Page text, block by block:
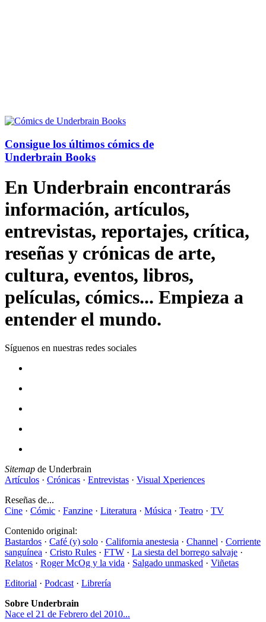
Consigue los últimos cómics de
Underbrain Books
En Underbrain encontrarás
información, artículos,
entrevistas, reportajes, crítica,
reseñas y crónicas de arte,
cultura, eventos, libros,
películas, cómics... Empieza a
entender el mundo.
Síguenos en nuestras redes sociales
Sitemap de Underbrain
Artículos · Crónicas · Entrevistas · Visual Xperiences
Reseñas de...
Cine · Cómic · Fanzine · Literatura · Música · Teatro · TV
Contenido original:
Bastardos · Café (y) solo · California anestesia · Channel · Corriente
sanguínea · Cristo Rules · FTW · La siesta del borrego salvaje ·
Relatos · Roger McOg y la vida · Salgado unmasked · Viñetas
Editorial · Podcast· Librería
Sobre Underbrain
Nace el 21 de Febrero del 2010...